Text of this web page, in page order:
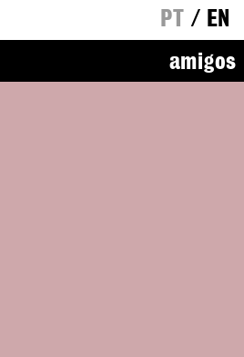
PT / EN
amigos